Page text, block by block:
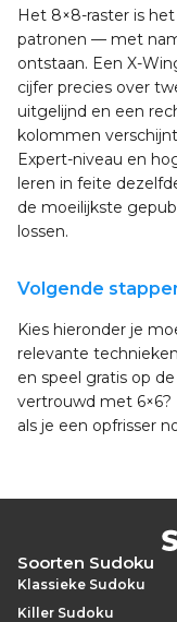
Het 8×8-raster is
patronen — met
ontstaan. Een X-
cijfer precies over
uitgelijnd en een
kolommen
Expert-niveau en
leren in feite
de moeilijkste
lossen.
Volgende
Kies hieronder je
relevante
en speel gratis op de
vertrouwd met 6×6?
als je een opfrisser
Soorten Sudoku
Klassieke Sudoku
Killer Sudoku